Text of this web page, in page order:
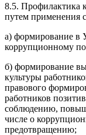
8.5. Профилактика
путем применения
а) формирование в
коррупционному
б) формирование
культуры
правового
работников
соблюдению,
числе о
предотвращению;